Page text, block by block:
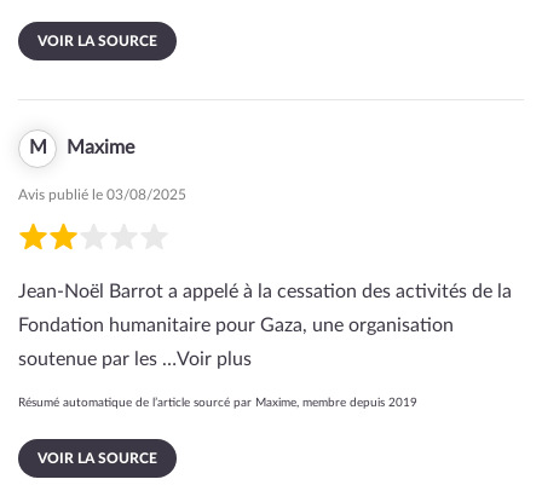
VOIR LA SOURCE
M Maxime
Avis publié le 03/08/2025
Jean-Noël Barrot a appelé à la cessation des activités de la
Fondation humanitaire pour Gaza, une organisation
soutenue par les …Voir plus
Résumé automatique de l’article sourcé par Maxime, membre depuis 2019
VOIR LA SOURCE